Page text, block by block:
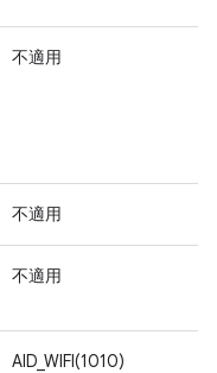
不適用
不適用
不適用
AID_WIFI(1010)